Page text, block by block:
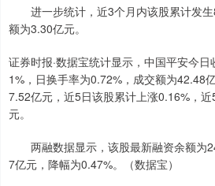
进一步统计，近3个月内该股累计发生
额为3.30亿元。
证券时报·数据宝统计显示，中国平安今
1%，日换手率为0.72%，成交额为42.48
7.52亿元，近5日该股累计上涨0.16%，
元。
两融数据显示，该股最新融资余额为
7亿元，降幅为0.47%。（数据宝）